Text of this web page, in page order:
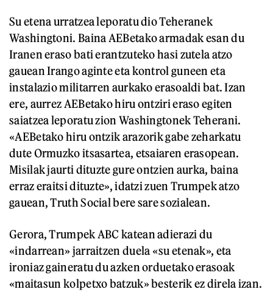
Su etena urratzea leporatu dio Teheranek
Washingtoni. Baina AEBetako armadak esan du
Iranen eraso bati erantzuteko hasi zutela atzo
gauean Irango aginte eta kontrol guneen eta
instalazio militarren aurkako erasoaldi bat. Izan
ere, aurrez AEBetako hiru ontziri eraso egiten
saiatzea leporatu zion Washingtonek Teherani.
«AEBetako hiru ontzik arazorik gabe zeharkatu
dute Ormuzko itsasartea, etsaiaren erasopean.
Misilak jaurti dituzte gure ontzien aurka, baina
erraz eraitsi dituzte», idatzi zuen Trumpek atzo
gauean, Truth Social bere sare sozialean.
Gerora, Trumpek ABC katean adierazi du
«indarrean» jarraitzen duela «su etenak», eta
ironiaz gaineratu du azken orduetako erasoak
«maitasun kolpetxo batzuk» besterik ez direla izan.